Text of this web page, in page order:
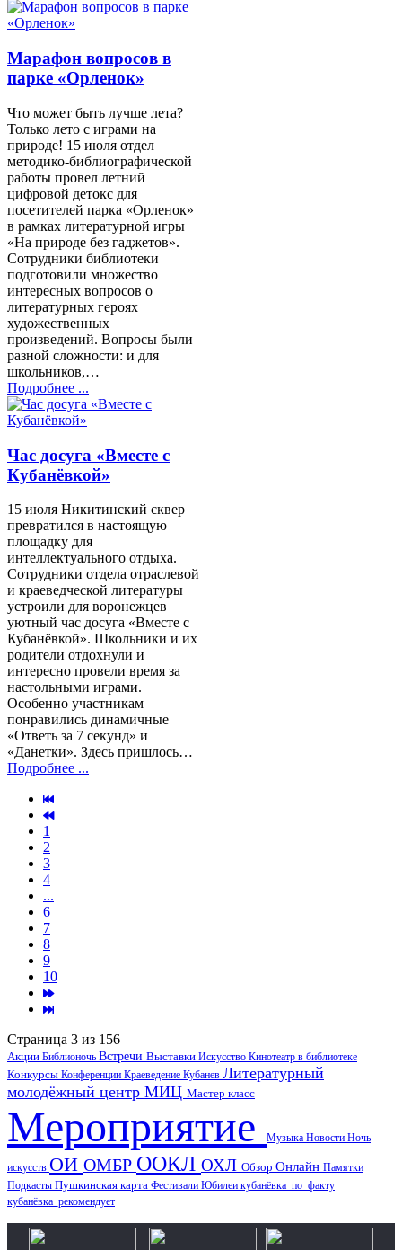
Марафон вопросов в
парке «Орленок»
Что может быть лучше лета?
Только лето с играми на
природе! 15 июля отдел
методико-библиографической
работы провел летний
цифровой детокс для
посетителей парка «Орленок»
в рамках литературной игры
«На природе без гаджетов».
Сотрудники библиотеки
подготовили множество
интересных вопросов о
литературных героях
художественных
произведений. Вопросы были
разной сложности: и для
школьников,…
Подробнее ...
Час досуга «Вместе с
Кубанёвкой»
15 июля Никитинский сквер
превратился в настоящую
площадку для
интеллектуального отдыха.
Сотрудники отдела отраслевой
и краеведческой литературы
устроили для воронежцев
уютный час досуга «Вместе с
Кубанёвкой». Школьники и их
родители отдохнули и
интересно провели время за
настольными играми.
Особенно участникам
понравились динамичные
«Ответь за 7 секунд» и
«Данетки». Здесь пришлось…
Подробнее ...
1
2
3
4
...
6
7
8
9
10
Страница 3 из 156
Акции Библионочь Встречи Выставки Искусство Кинотеатр в библиотеке
Конкурсы Конференции Краеведение Кубанев Литературный
молодёжный центр МИЦ Мастер класс
Мероприятие Музыка Новости Ночь
искусств ОИ ОМБР ООКЛ ОХЛ Обзор Онлайн Памятки
Подкасты Пушкинская карта Фестивали Юбилеи кубанёвка_по_факту
кубанёвка_рекомендует